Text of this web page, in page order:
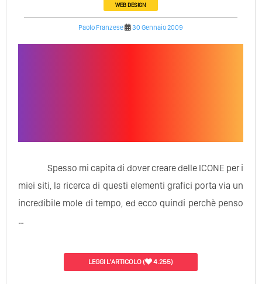
WEB DESIGN
Paolo Franzese 30 Gennaio 2009
Spesso mi capita di dover creare delle ICONE per i
miei siti, la ricerca di questi elementi grafici porta via un
incredibile mole di tempo, ed ecco quindi perchè penso
…
LEGGI L'ARTICOLO( 4.255)